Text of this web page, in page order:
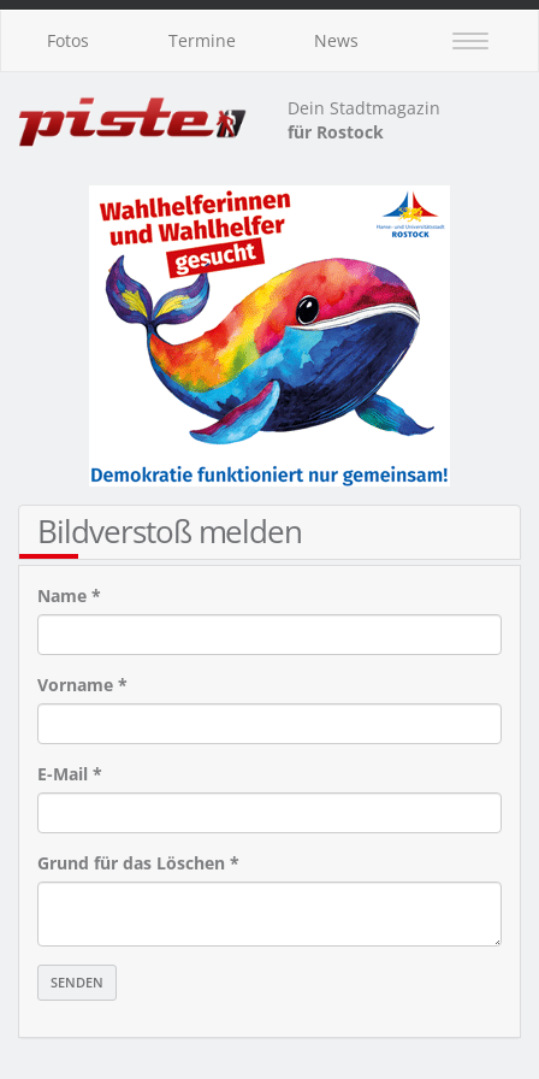
Fotos Termine News
Dein Stadtmagazin
für Rostock
Bildverstoß melden
Name *
Vorname *
E-Mail *
Grund für das Löschen *